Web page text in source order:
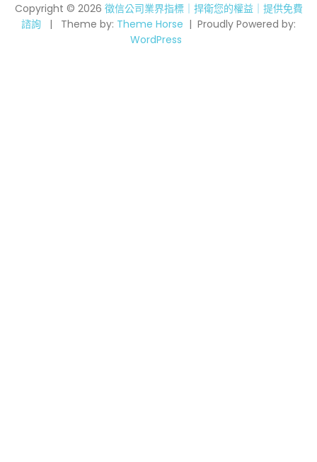
Copyright © 2026 徵信公司業界指標｜捍衛您的權益｜提供免費
諮詢
Theme by: Theme Horse
Proudly Powered by:
WordPress